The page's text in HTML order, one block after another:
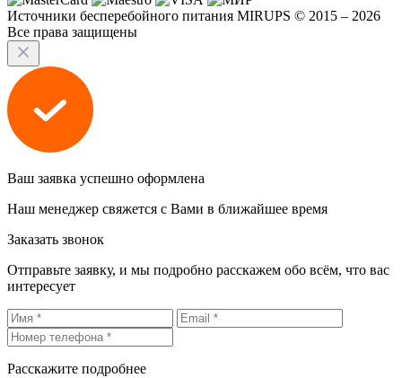
Источники бесперебойного питания MIRUPS © 2015 – 2026
Все права защищены
Ваш заявка успешно оформлена
Наш менеджер свяжется с Вами в ближайшее время
Заказать звонок
Отправьте заявку, и мы подробно расскажем обо всём, что вас
интересует
Расскажите подробнее